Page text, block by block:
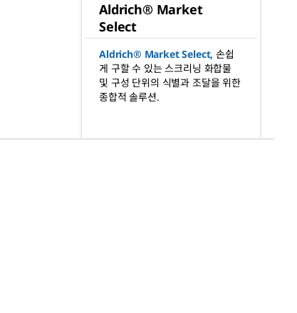
Aldrich® Market
Select
Aldrich® Market Select, 손쉽
게 구할 수 있는 스크리닝 화합물
및 구성 단위의 식별과 조달을 위한
종합적 솔루션.